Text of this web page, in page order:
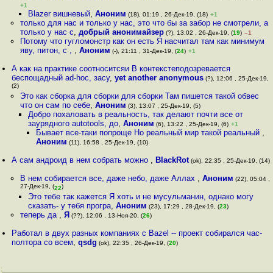
+1
Blazer вишневый, Аноним (18), 01:19 , 26-Дек-19, (18) +1
только для нас и только у нас, это что бы за забор не смотрели, а
только у нас с, добрый анонимайзер(?), 13:02 , 26-Дек-19, (19) –1
Потому что гугломонстр как он есть Я насчитал там как минимум
яву, питон, с , , Аноним (-), 21:11 , 31-Дек-19, (24) +1
А как на практике соотноситсяи В контекстеподозревается
беспощадный ad-hoc, засу,yet another anonymous (?), 12:06 , 25-Дек-19,
(2)
Это как сборка для сборки для сборки Там пишется такой обвес
что он сам по себе, Аноним (3), 13:07 , 25-Дек-19, (5)
Добро похаловать в реальность, так делают почти все от
заурядного autotools, до, Аноним (6), 13:22 , 25-Дек-19, (6) +1
Бывает все-таки попроще Но реальный мир такой реальный ,
Аноним (11), 16:58 , 25-Дек-19, (10)
А сам андроид в нем собрать можно , BlackRot (ok), 22:35 , 25-Дек-19, (14)
В нем собирается все, даже небо, даже Аллах , Аноним (22), 05:04 ,
27-Дек-19, (22)
Это тебе так кажется Я хоть и не мусульманин, однако могу
сказать- у тебя програ, Аноним (23), 17:29 , 28-Дек-19, (23)
теперь да , Я (??), 12:06 , 13-Ноя-20, (26)
Работал в двух разных компаниях с Bazel -- проект собирался час-
полтора со всем,qsdg (ok), 22:35 , 26-Дек-19, (20)